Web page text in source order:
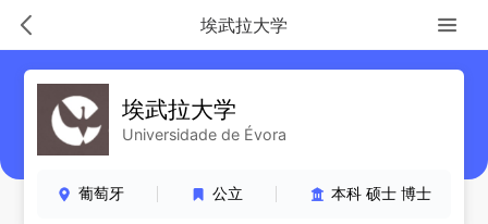
埃武拉大学
埃武拉大学
Universidade de Évora
葡萄牙 公立 本科 硕士 博士